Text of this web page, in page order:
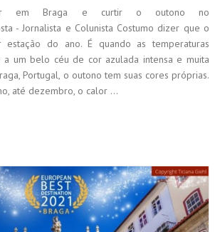
em Braga e curtir o outono no
- Jornalista e Colunista Costumo dizer que o
do ano. É quando as temperaturas
a um belo céu de cor azulada intensa e muita
Portugal, o outono tem suas cores próprias.
até dezembro, o calor ...